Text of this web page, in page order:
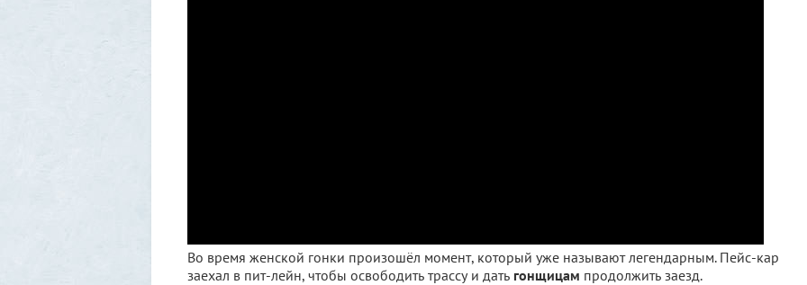
Во время женской гонки произошёл момент, который уже называют легендарным. Пейс-кар
заехал в пит-лейн, чтобы освободить трассу и дать гонщицам продолжить заезд.